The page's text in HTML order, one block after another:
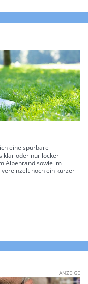
eine spürbare
klar oder nur locker
Alpenrand sowie im
noch ein kurzer
ANZEIGE